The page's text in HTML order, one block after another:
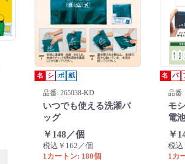
名 シ ポ 紙
品番: 265038-KD
いつでも使える洗濯バ
ッグ
￥148／個
税込￥162／個
1カートン: 180個
名 パ
品番:
モ
電
￥
税込
1カ